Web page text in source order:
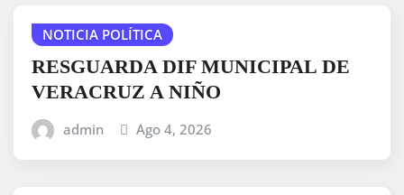
NOTICIA POLÍTICA
RESGUARDA DIF MUNICIPAL DE
VERACRUZ A NIÑO
admin Ago 4, 2026